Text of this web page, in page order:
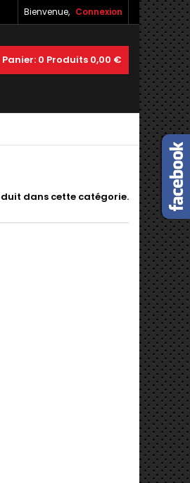
Bienvenue, Connexion
Panier: 0 Produits 0,00 €
dans cette catégorie.